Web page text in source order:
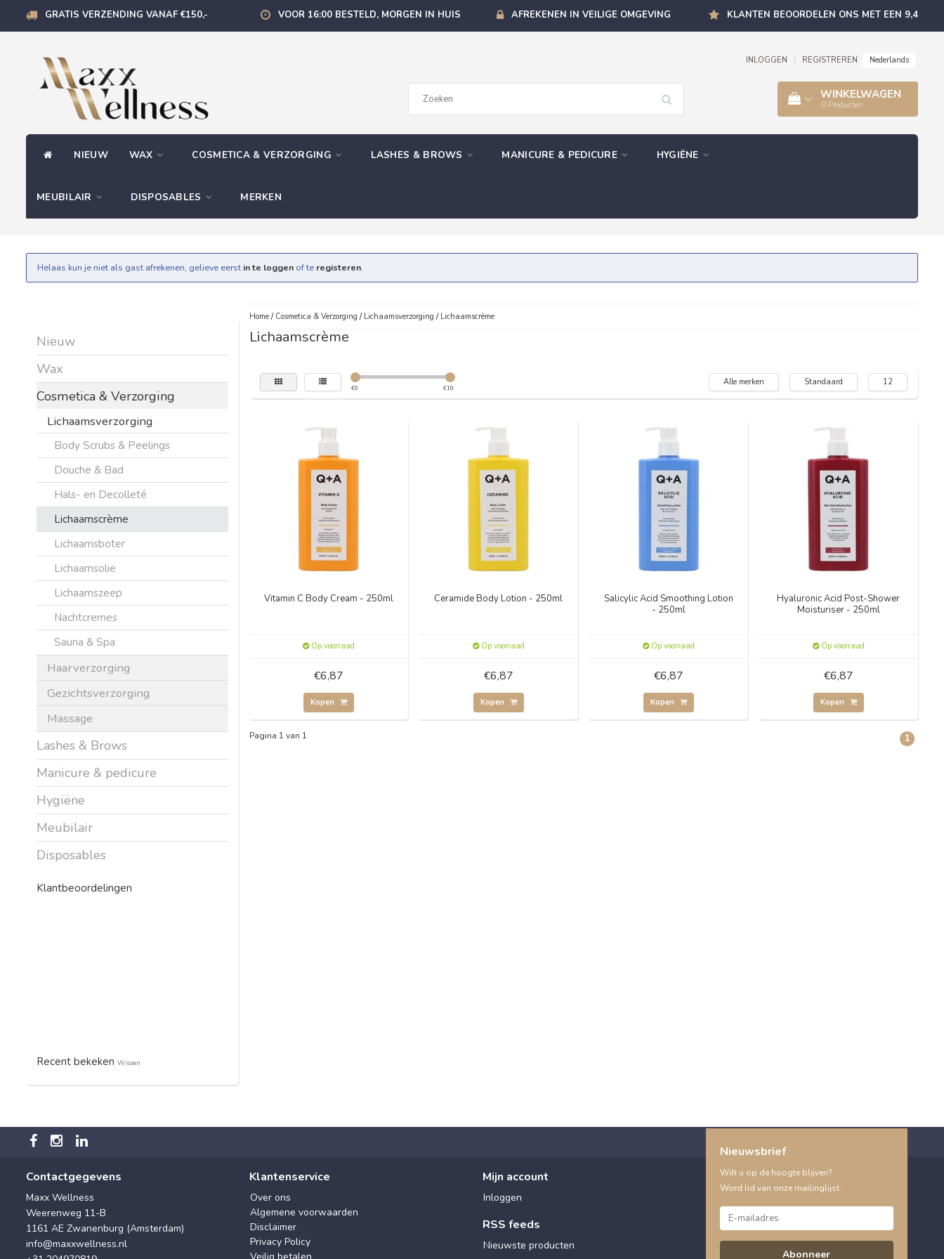
GRATIS VERZENDING VANAF €150,- VOOR 16:00 BESTELD, MORGEN IN HUIS AFREKENEN IN VEILIGE OMGEVING KLANTEN BEOORDELEN ONS MET EEN 9,4
INLOGGEN REGISTREREN Nederlands
WINKELWAGEN
0 Producten
NIEUW WAX COSMETICA & VERZORGING LASHES & BROWS MANICURE & PEDICURE HYGIËNE
MEUBILAIR DISPOSABLES MERKEN
Helaas kun je niet als gast afrekenen, gelieve eerst in te loggen of te registeren.
Nieuw
Wax
Cosmetica & Verzorging
Lichaamsverzorging
Body Scrubs & Peelings
Douche & Bad
Hals- en Decolleté
Lichaamscrème
Lichaamsboter
Lichaamsolie
Lichaamszeep
Nachtcremes
Sauna & Spa
Haarverzorging
Gezichtsverzorging
Massage
Lashes & Brows
Manicure & pedicure
Hygiëne
Meubilair
Disposables
Klantbeoordelingen
Recent bekeken Wissen
Home/ Cosmetica & Verzorging / Lichaamsverzorging / Lichaamscrème
Lichaamscrème
€0 €10
Alle merken Standaard 12
Vitamin C Body Cream - 250ml
Op voorraad
€6,87
Kopen
Ceramide Body Lotion - 250ml
Op voorraad
€6,87
Kopen
Salicylic Acid Smoothing Lotion
- 250ml
Op voorraad
€6,87
Kopen
Hyaluronic Acid Post-Shower
Moisturiser - 250ml
Op voorraad
€6,87
Kopen
Pagina 1 van 1 1
Contactgegevens
Maxx Wellness
Weerenweg 11-B
1161 AE Zwanenburg (Amsterdam)
info@maxxwellness.nl
Klantenservice
Over ons
Algemene voorwaarden
Disclaimer
Privacy Policy
Veilig betalen
Mijn account
Inloggen
RSS feeds
Nieuwste producten
Nieuwsbrief
Wilt u op de hoogte blijven?
Word lid van onze mailinglijst:
Abonneer